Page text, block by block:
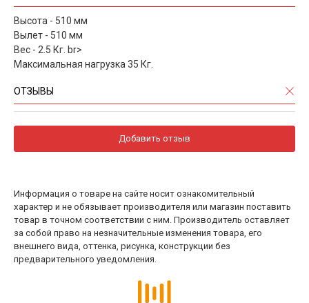
Высота - 510 мм
Вылет - 510 мм
Вес - 2.5 Кг. br>
Максимальная нагрузка 35 Кг.
ОТЗЫВЫ
Добавить отзыв
Информация о товаре на сайте носит ознакомительный
характер и не обязывает производителя или магазин поставить
товар в точном соответствии с ним. Производитель оставляет
за собой право на незначительные изменения товара, его
внешнего вида, оттенка, рисунка, конструкции без
предварительного уведомления.